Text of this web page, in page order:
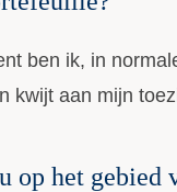
ben ik, in
kwijt aan mijn
op het gebied